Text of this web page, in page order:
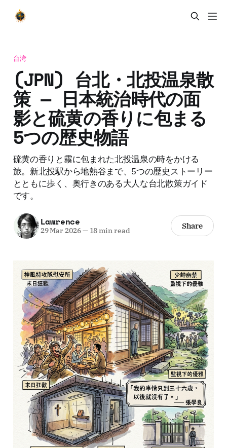
台湾
(JPN) 台北・北投温泉散
策 — 日本統治時代の面
影と硫黄の香りに包まる
5つの歴史物語
硫黄の香りと霧に包まれた北投温泉の時をかける
旅。新北投駅から地熱谷まで、5つの歴史ストーリー
とともに歩く、奥行きのある大人な台北散策ガイド
です。
Lawrence
29 Mar 2026—18 min read Share